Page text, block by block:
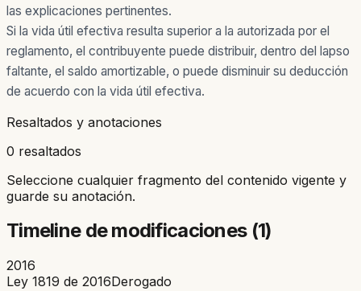
las explicaciones pertinentes.
Si la vida útil efectiva resulta superior a la autorizada por el
reglamento, el contribuyente puede distribuir, dentro del lapso
faltante, el saldo amortizable, o puede disminuir su deducción
de acuerdo con la vida útil efectiva.
Resaltados y anotaciones
0 resaltados
Seleccione cualquier fragmento del contenido vigente y
guarde su anotación.
Timeline de modificaciones (1)
2016
Ley 1819 de 2016Derogado